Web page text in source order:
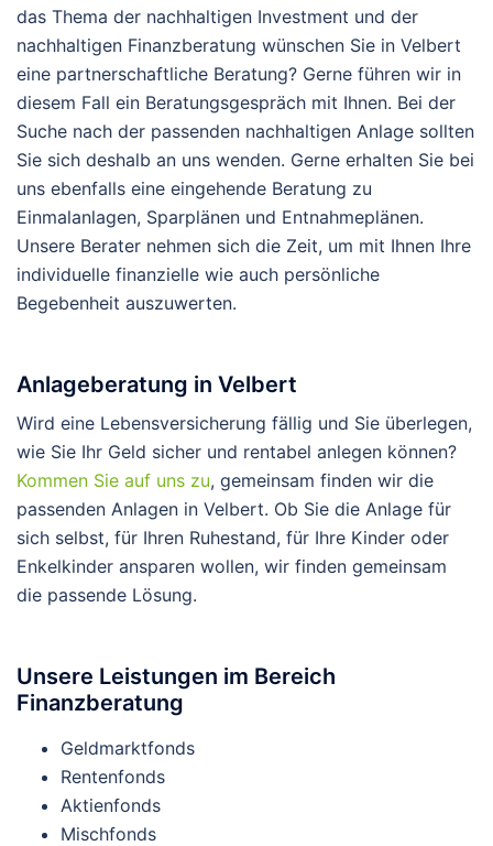
das Thema der nachhaltigen Investment und der
nachhaltigen Finanzberatung wünschen Sie in Velbert
eine partnerschaftliche Beratung? Gerne führen wir in
diesem Fall ein Beratungsgespräch mit Ihnen. Bei der
Suche nach der passenden nachhaltigen Anlage sollten
Sie sich deshalb an uns wenden. Gerne erhalten Sie bei
uns ebenfalls eine eingehende Beratung zu
Einmalanlagen, Sparplänen und Entnahmeplänen.
Unsere Berater nehmen sich die Zeit, um mit Ihnen Ihre
individuelle finanzielle wie auch persönliche
Begebenheit auszuwerten.
Anlageberatung in Velbert
Wird eine Lebensversicherung fällig und Sie überlegen,
wie Sie Ihr Geld sicher und rentabel anlegen können?
Kommen Sie auf uns zu, gemeinsam finden wir die
passenden Anlagen in Velbert. Ob Sie die Anlage für
sich selbst, für Ihren Ruhestand, für Ihre Kinder oder
Enkelkinder ansparen wollen, wir finden gemeinsam
die passende Lösung.
Unsere Leistungen im Bereich
Finanzberatung
Geldmarktfonds
Rentenfonds
Aktienfonds
Mischfonds